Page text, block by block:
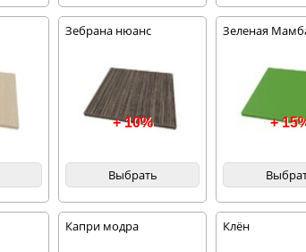
Зебрана нюанс
+ 10%
Выбрать
Зеленая
+
Капри модра Клён